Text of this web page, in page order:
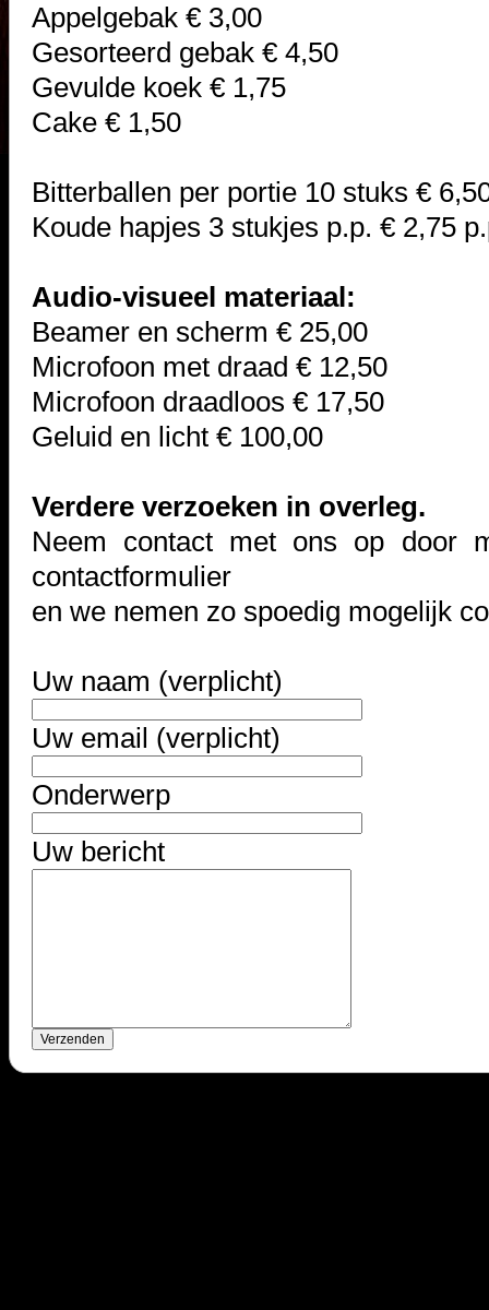
Appelgebak € 3,00
Gesorteerd gebak € 4,50
Gevulde koek € 1,75
Cake € 1,50
Bitterballen per portie 10 stuks €
Koude hapjes 3 stukjes p.p. € 2,75
Audio-visueel materiaal:
Beamer en scherm € 25,00
Microfoon met draad € 12,50
Microfoon draadloos € 17,50
Geluid en licht € 100,00
Verdere verzoeken in overleg.
Neem contact met ons op door
contactformulier
en we nemen zo spoedig mogelijk
Uw naam (verplicht)
Uw email (verplicht)
Onderwerp
Uw bericht